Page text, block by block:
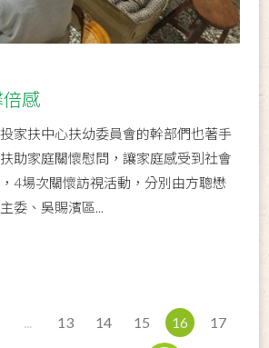
感
家扶中心扶幼委員會的幹部們也著手
助家庭關懷慰問，讓家庭感受到社會
4場次關懷訪視活動，分別由方聰懋
委、吳賜濱區...
13 14 15 16 17